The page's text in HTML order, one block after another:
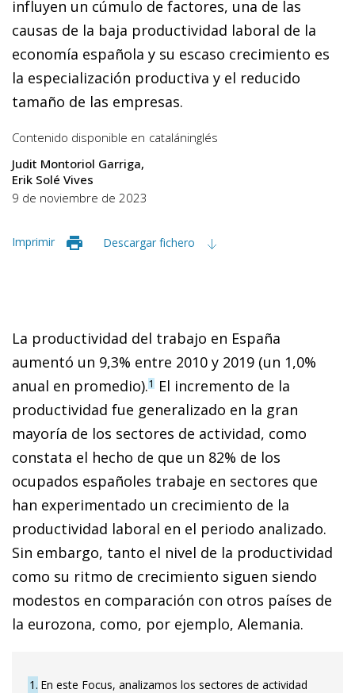
influyen un cúmulo de factores, una de las
causas de la baja productividad laboral de la
economía española y su escaso crecimiento es
la especialización productiva y el reducido
tamaño de las empresas.
Contenido disponible en cataláninglés
Judit Montoriol Garriga
Erik Solé Vives
9 de noviembre de 2023
Imprimir Descargar fichero
La productividad del trabajo en España
aumentó un 9,3% entre 2010 y 2019 (un 1,0%
anual en promedio).1 El incremento de la
productividad fue generalizado en la gran
mayoría de los sectores de actividad, como
constata el hecho de que un 82% de los
ocupados españoles trabaje en sectores que
han experimentado un crecimiento de la
productividad laboral en el periodo analizado.
Sin embargo, tanto el nivel de la productividad
como su ritmo de crecimiento siguen siendo
modestos en comparación con otros países de
la eurozona, como, por ejemplo, Alemania.
1 En este Focus, analizamos los sectores de actividad